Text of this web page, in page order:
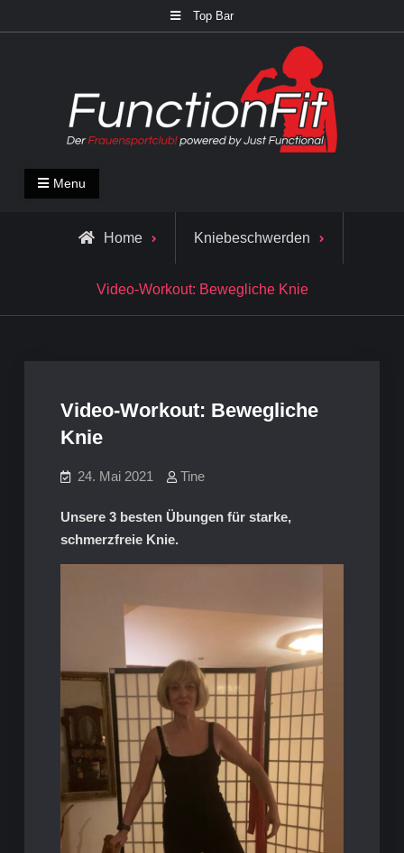
to
Top Bar
FunctionFit Blog
Fitness und Lifestyle Blog
Menu
Home Kniebeschwerden
Video-Workout: Bewegliche Knie
Video-Workout: Bewegliche
Knie
24. Mai 2021 Tine
Unsere 3 besten Übungen für starke,
schmerzfreie Knie.